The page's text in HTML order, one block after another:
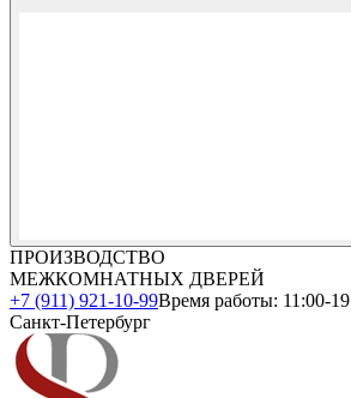
ПРОИЗВОДСТВО
МЕЖКОМНАТНЫХ ДВЕРЕЙ
+7 (911) 921-10-99Время работы: 11:00-
Санкт-Петербург